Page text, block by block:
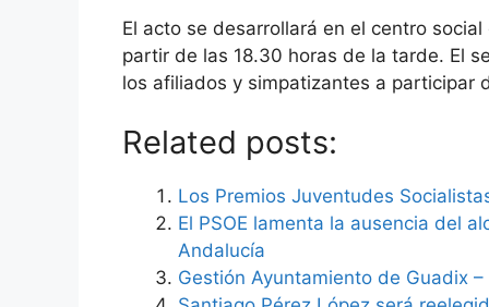
El acto se desarrollará en el centro
partir de las 18.30 horas de la tarde. El
los afiliados y simpatizantes a participar
Related posts:
Los Premios Juventudes
El PSOE lamenta la ausencia del
Andalucía
Gestión Ayuntamiento de Guadix